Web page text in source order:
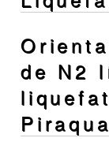
de N2